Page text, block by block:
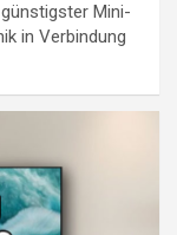
Mini-
in Verbindung